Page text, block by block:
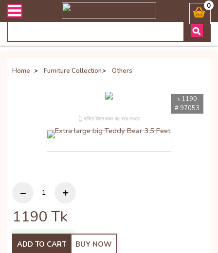
সংক্রান্ত যেকোনো জিজ্ঞাসায় কল করুনঃ ( Whatsapp ) 0
Home > Furniture Collection> Others
৳ 1190
# 97053
👆 ছবিতে ট্যাপ করুন বড় করে দেখতে
1190 Tk
ADD TO CART BUY NOW